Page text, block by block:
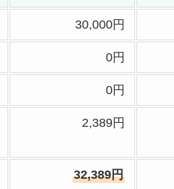
30,000円
0円
0円
2,389円
32,389円